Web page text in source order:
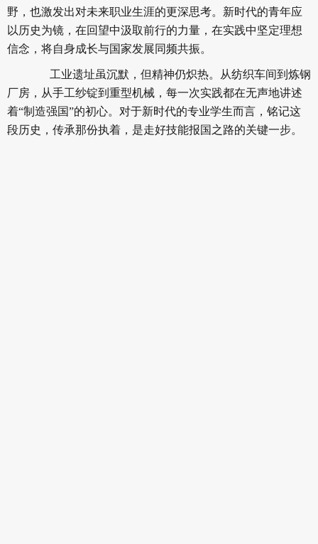
野，也激发出对未来职业生涯的更深思考。新时代的青年应
以历史为镜，在回望中汲取前行的力量，在实践中坚定理想
信念，将自身成长与国家发展同频共振。
工业遗址虽沉默，但精神仍炽热。从纺织车间到炼钢
厂房，从手工纱锭到重型机械，每一次实践都在无声地讲述
着“制造强国”的初心。对于新时代的专业学生而言，铭记这
段历史，传承那份执着，是走好技能报国之路的关键一步。